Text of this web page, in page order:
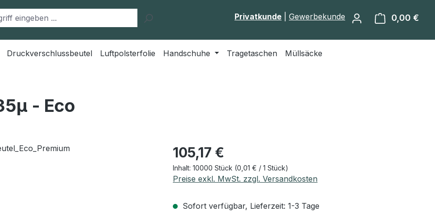
Privatkunde Gewerbekunde 0,00 €
Druckverschlussbeutel Luftpolsterfolie Handschuhe Tragetaschen Müllsäcke
- Eco
Regulärer Preis:
105,17 €
Inhalt: 10000 Stück (0,01 € / 1 Stück)
Preise exkl. MwSt. zzgl. Versandkosten
Sofort verfügbar, Lieferzeit: 1-3 Tage